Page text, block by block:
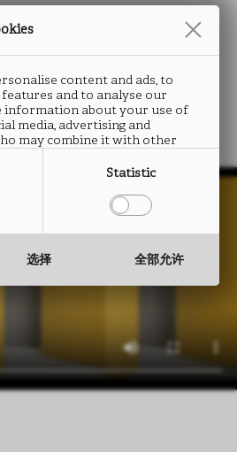
content and ads, to
and to analyse our
information about your use of
media, advertising and
may combine it with other
your use of their services.
Statistic
选择 全部允许